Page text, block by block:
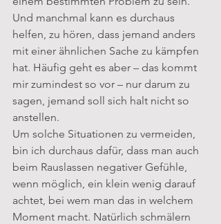
Und manchmal kann es durchaus
helfen, zu hören, dass jemand anders
mit einer ähnlichen Sache zu kämpfen
hat. Häufig geht es aber – das kommt
mir zumindest so vor – nur darum zu
sagen, jemand soll sich halt nicht so
anstellen.
Um solche Situationen zu vermeiden,
bin ich durchaus dafür, dass man auch
beim Rauslassen negativer Gefühle,
wenn möglich, ein klein wenig darauf
achtet, bei wem man das in welchem
Moment macht. Natürlich schmälern